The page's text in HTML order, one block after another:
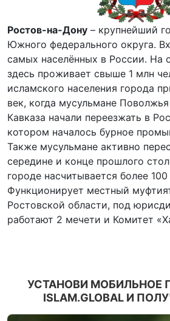
Ростов-на-Дону – крупнейший
Южного федерального округа.
самых населённых в России. На
здесь проживает свыше 1 млн
исламского населения города
век, когда мусульмане
Кавказа начали переезжать в
котором началось бурное
Также мусульмане активно
середине и конце прошлого
городе насчитывается более
Функционирует местный
Ростовской области, под
работают 2 мечети и Комитет
УСТАНОВИ МОБИЛЬНОЕ
ISLAM.GLOBAL И